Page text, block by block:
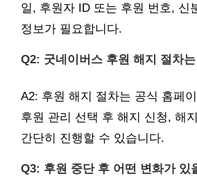
일, 후원자 ID 또는 후원 번호, 신
정보가 필요합니다.
Q2: 굿네이버스 후원 해지 절차
A2: 후원 해지 절차는 공식 홈페
후원 관리 선택 후 해지 신청, 해
간단히 진행할 수 있습니다.
Q3: 후원 중단 후 어떤 변화가 있